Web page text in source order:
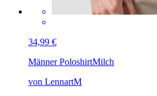
34,99 €
Männer PoloshirtMilch
von LennartM